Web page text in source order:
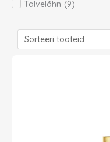
Talvelõhn (9)